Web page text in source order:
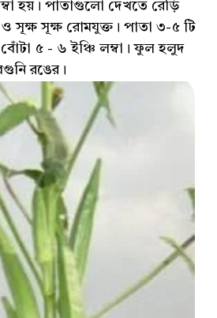
হয়। পাতাগুলো দেখতে রেড়ি
সূক্ষ সূক্ষ রোমযুক্ত। পাতা ৩-৫ টি
৫ - ৬ ইঞ্চি লম্বা। ফুল হলুদ
রঙের।